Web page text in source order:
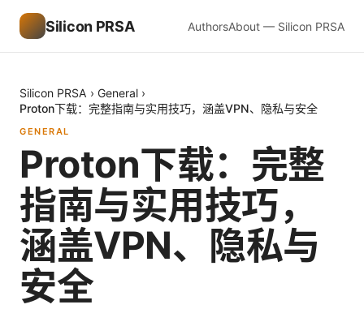
Silicon PRSA AuthorsAbout — Silicon PRSA
Silicon PRSA › General ›
Proton下载：完整指南与实用技巧，涵盖VPN、隐私与安全
GENERAL
Proton下载：完整
指南与实用技巧，
涵盖VPN、隐私与
安全